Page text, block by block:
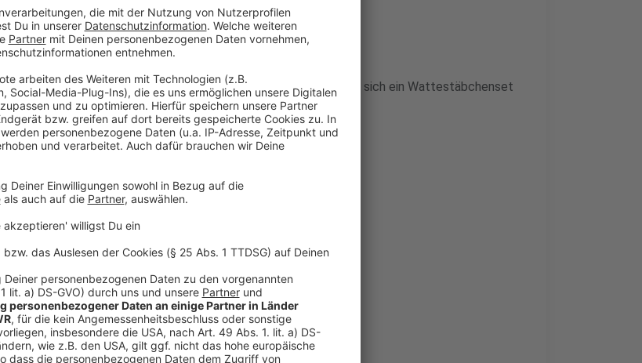
Alternative: Wattestäbchenset nach Hause bestellen
Anzeige
Falls ihr am 04. Oktober 2024 nicht könnt, gibt es die Möglichkeit, sich ein Wattestäbchenset
nach Hause schicken zu lassen.Das geht hier.
Anzeige
Weitere Meldungen aus Leverkusen
Arabischer Konzern soll Leverkusener Covestro übernehmen
Lärmschutzwand in Opladen: Kosten für Anwohnende umverteilt
Gastronomie in Leverkusen braucht mehr Gäste und Personal